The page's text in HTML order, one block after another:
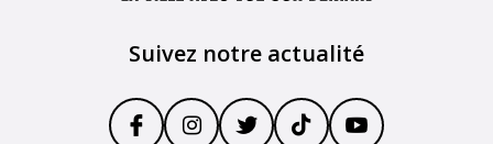
Suivez notre actualité